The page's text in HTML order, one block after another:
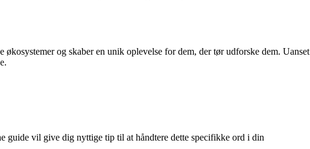
og skaber en unik oplevelse for dem, der tør udforske dem. Uanset
vil give dig nyttige tip til at håndtere dette specifikke ord i din